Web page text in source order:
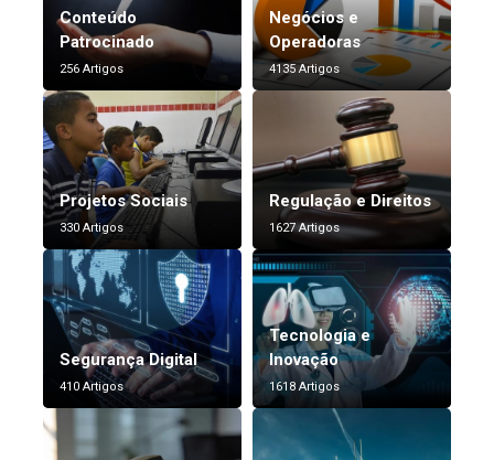
Conteúdo
Patrocinado
256 Artigos
Negócios e
Operadoras
4135 Artigos
Projetos Sociais
330 Artigos
Regulação e Direitos
1627 Artigos
Segurança Digital
410 Artigos
Tecnologia e
Inovação
1618 Artigos